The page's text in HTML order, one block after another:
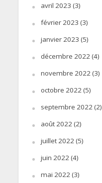
avril 2023 (3)
février 2023 (3)
janvier 2023 (5)
décembre 2022(4)
novembre 2022(3)
octobre 2022(5)
septembre 2022(2)
août 2022(2)
juillet 2022(5)
juin 2022(4)
mai 2022(3)